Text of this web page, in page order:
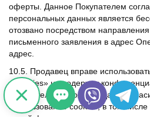
оферты. Данное Покупателем
персональных данных является
отозвано посредством
письменного заявления в адрес
адрес.
10.5. Продавец вправе
«Cookies» не содержат
Покупатель настоящим дает
использование cookies, в том